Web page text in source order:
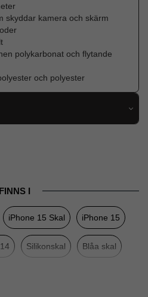
skyddar kamera och skärm
polykarbonat och flytande
och polyester
Blå
Silikon
FINNS I
iPhone 15 Skal iPhone 15
Silikonskal Blåa skal